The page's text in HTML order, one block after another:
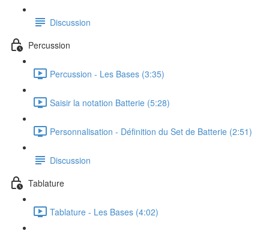
Discussion
Percussion
Percussion - Les Bases (3:35)
Saisir la notation Batterie (5:28)
Personnalisation - Définition du Set de Batterie (2:51)
Discussion
Tablature
Tablature - Les Bases (4:02)